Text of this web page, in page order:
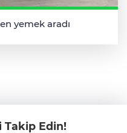
yemek aradı
Takip Edin!